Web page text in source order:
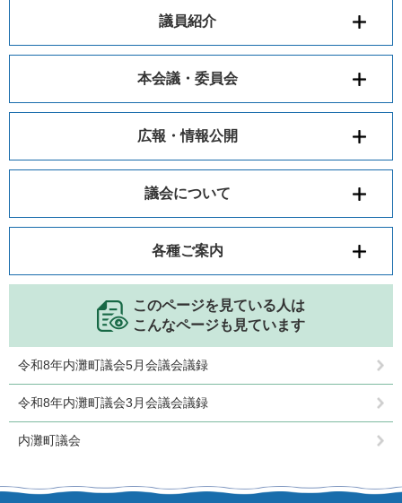
議員紹介
本会議・委員会
広報・情報公開
議会について
各種ご案内
このページを見ている人は
こんなページも見ています
令和8年内灘町議会5月会議会議録
令和8年内灘町議会3月会議会議録
内灘町議会